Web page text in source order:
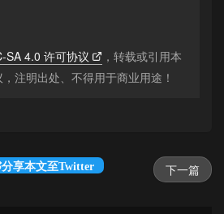
SA 4.0 许可协议
，转载或引用本
注明出处、不得用于商业用途！
下一篇
分享本文至Twitter